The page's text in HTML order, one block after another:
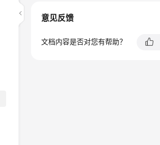
意见反馈
文档内容是否对您有帮助？